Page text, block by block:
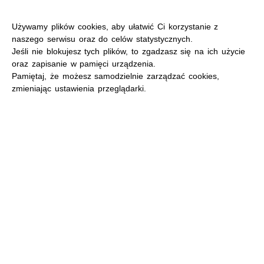
Używamy plików cookies, aby ułatwić Ci korzystanie z
naszego serwisu oraz do celów statystycznych.
Jeśli nie blokujesz tych plików, to zgadzasz się na ich użycie
oraz zapisanie w pamięci urządzenia.
Pamiętaj, że możesz samodzielnie zarządzać cookies,
zmieniając ustawienia przeglądarki.
MENU